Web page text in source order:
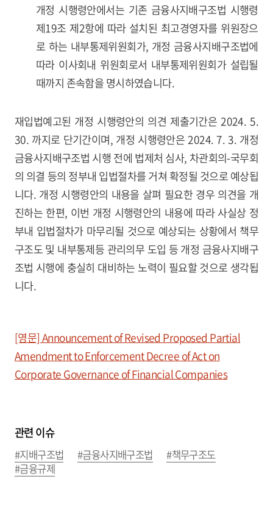
개정 시행령안에서는 기존 금융사지배구조법 시행령
제19조 제2항에 따라 설치된 최고경영자를 위원장으
로 하는 내부통제위원회가, 개정 금융사지배구조법에
따라 이사회내 위원회로서 내부통제위원회가 설립될
때까지 존속함을 명시하였습니다.
재입법예고된 개정 시행령안의 의견 제출기간은 2024. 5.
30. 까지로 단기간이며, 개정 시행령안은 2024. 7. 3. 개정
금융사지배구조법 시행 전에 법제처 심사, 차관회의-국무회
의 의결 등의 정부내 입법절차를 거쳐 확정될 것으로 예상됩
니다. 개정 시행령안의 내용을 살펴 필요한 경우 의견을 개
진하는 한편, 이번 개정 시행령안의 내용에 따라 사실상 정
부내 입법절차가 마무리될 것으로 예상되는 상황에서 책무
구조도 및 내부통제등 관리의무 도입 등 개정 금융사지배구
조법 시행에 충실히 대비하는 노력이 필요할 것으로 생각됩
니다.
[영문] Announcement of Revised Proposed Partial
Amendment to Enforcement Decree of Act on
Corporate Governance of Financial Companies
관련 이슈
#지배구조법 #금융사지배구조법
#책무구조도
#금융규제